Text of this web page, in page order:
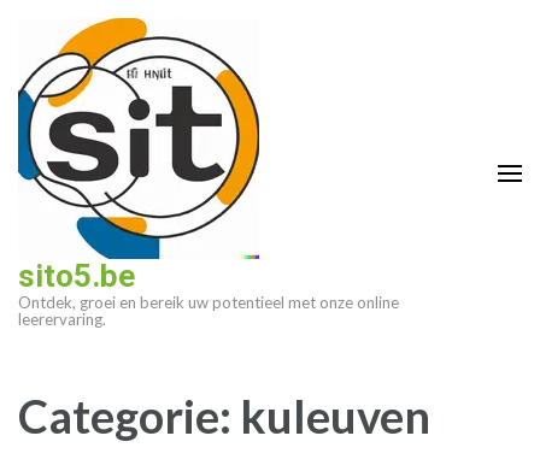
inhoud
(druk
enter)
sito5.be
Ontdek, groei en bereik uw potentieel met onze online
leerervaring.
Categorie: kuleuven